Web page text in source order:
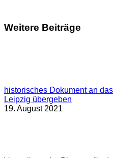
Weitere Beiträge
historisches Dokument an
Leipzig übergeben
19. August 2021